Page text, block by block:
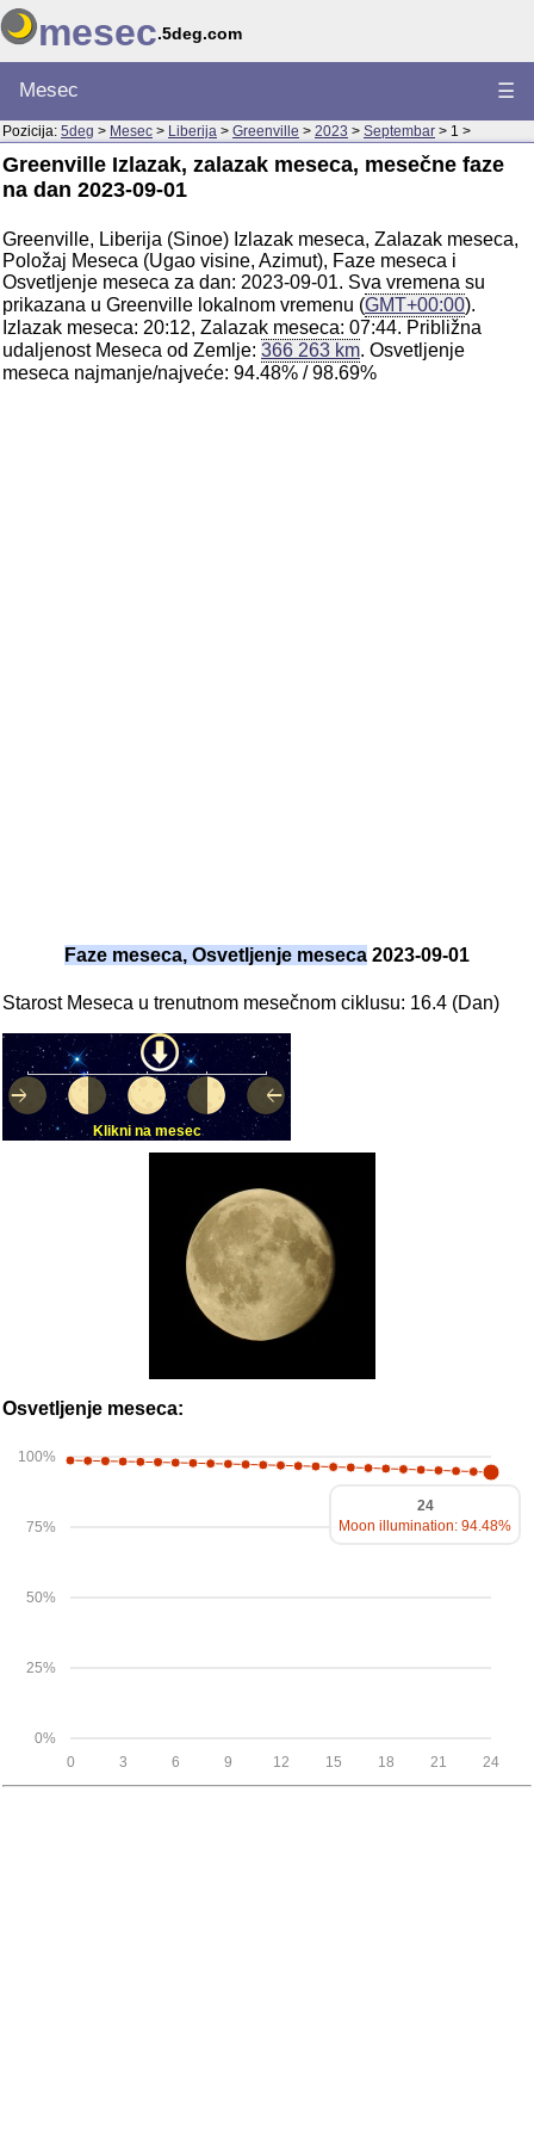
mesec.5deg.com
Mesec ☰
Pozicija: 5deg > Mesec > Liberija > Greenville > 2023 > Septembar > 1 >
Greenville Izlazak, zalazak meseca, mesečne faze
na dan 2023-09-01
Greenville, Liberija (Sinoe) Izlazak meseca, Zalazak meseca,
Položaj Meseca (Ugao visine, Azimut), Faze meseca i
Osvetljenje meseca za dan: 2023-09-01. Sva vremena su
prikazana u Greenville lokalnom vremenu (GMT+00:00).
Izlazak meseca: 20:12, Zalazak meseca: 07:44. Približna
udaljenost Meseca od Zemlje: 366 263 km. Osvetljenje
meseca najmanje/najveće: 94.48% / 98.69%
Faze meseca, Osvetljenje meseca 2023-09-01
Starost Meseca u trenutnom mesečnom ciklusu: 16.4 (Dan)
Klikni na mesec
Osvetljenje meseca:
0%
25%
50%
75%
100%
24
21
18
15
12
9
6
3
0
24
Moon illumination: 94.48%